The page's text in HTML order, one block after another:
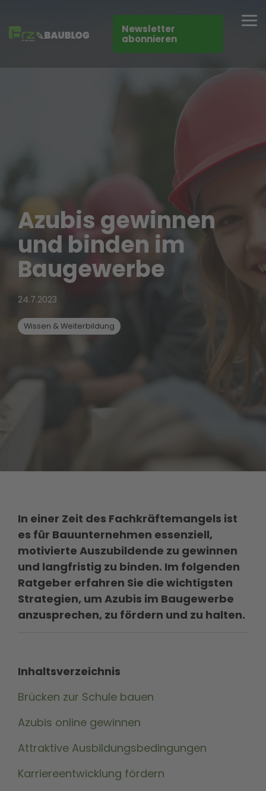
the
main
Newsletter
abonnieren
Azubis gewinnen
und binden im
Baugewerbe
24.7.2023
Wissen & Weiterbildung
In einer Zeit des Fachkräftemangels ist
es für Bauunternehmen essenziell,
motivierte Auszubildende zu gewinnen
und langfristig zu binden. Im folgenden
Ratgeber erfahren Sie die wichtigsten
Strategien, um Azubis im Baugewerbe
anzusprechen, zu fördern und zu halten.
Inhaltsverzeichnis
Brücken zur Schule bauen
Azubis online gewinnen
Attraktive Ausbildungsbedingungen
Karriereentwicklung fördern